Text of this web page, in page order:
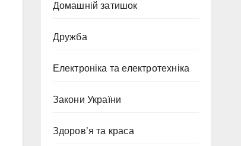
Домашній затишок
Дружба
Електроніка та електротехніка
Закони України
Здоров’я та краса